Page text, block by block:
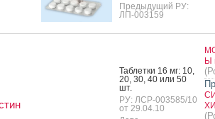
Предыдущий РУ:
ЛП-003159
Таб­летки 16 мг: 10,
20, 30, 40 или 50
шт.
РУ: ЛСР-003585/10
от 29.04.10
Ы